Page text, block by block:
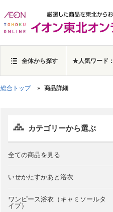
全体から探す ★人気ワード：
総合トップ 商品詳細
カテゴリーから選ぶ
全ての商品を見る
いせかたすかあと浴衣
ワンピース浴衣（キャミソールタ
イプ）